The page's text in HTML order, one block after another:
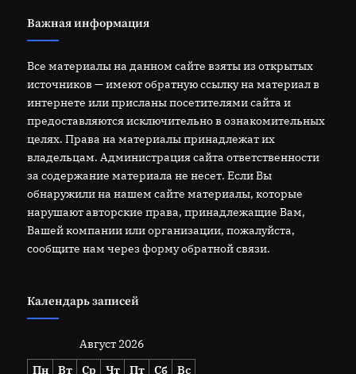
Важная информация
Все материалы на данном сайте взяты из открытых
источников — имеют обратную ссылку на материал в
интернете или присланы посетителями сайта и
предоставляются исключительно в ознакомительных
целях. Права на материалы принадлежат их
владельцам. Администрация сайта ответственности
за содержание материала не несет. Если Вы
обнаружили на нашем сайте материалы, которые
нарушают авторские права, принадлежащие Вам,
Вашей компании или организации, пожалуйста,
сообщите нам через форму обратной связи.
Календарь записей
Август 2026
Пн
Вт Ср Чт Пт Сб Вс